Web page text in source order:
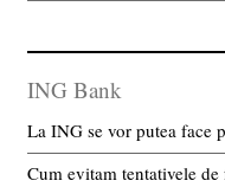
ING Bank
La ING se vor putea face
Cum evitam tentativele